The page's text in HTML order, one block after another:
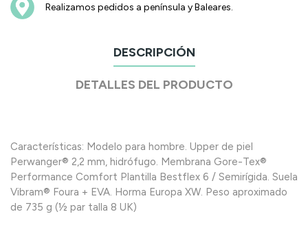
Realizamos pedidos a península y Baleares.
DESCRIPCIÓN
DETALLES DEL PRODUCTO
Características: Modelo para hombre. Upper de piel
Perwanger® 2,2 mm, hidrófugo. Membrana Gore-Tex®
Performance Comfort Plantilla Bestflex 6 / Semirígida. Suela
Vibram® Foura + EVA. Horma Europa XW. Peso aproximado
de 735 g (½ par talla 8 UK)